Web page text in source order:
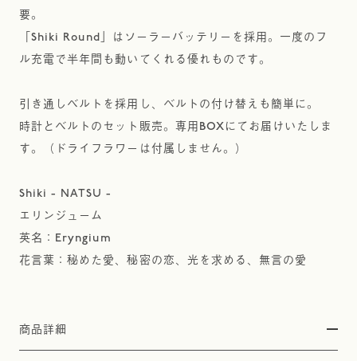
要。
「Shiki Round」はソーラーバッテリーを採用。一度のフ
ル充電で半年間も動いてくれる優れものです。
引き通しベルトを採用し、ベルトの付け替えも簡単に。
時計とベルトのセット販売。専用BOXにてお届けいたしま
す。（ドライフラワーは付属しません。）
Shiki - NATSU -
エリンジューム
英名：Eryngium
花言葉：秘めた愛、秘密の恋、光を求める、無言の愛
商品詳細